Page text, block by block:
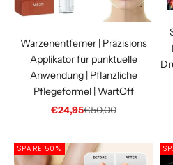
Warzenentferner | Präzisions
Applikator für punktuelle
Anwendung | Pflanzliche
Pflegeformel | WartOff
Angebot
€24,95Regulärer Preis
€50,00
SPARE 50%